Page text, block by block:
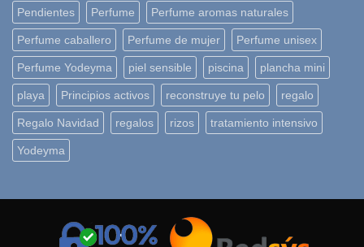
Pendientes Perfume Perfume aromas naturales
Perfume caballero Perfume de mujer Perfume unisex
Perfume Yodeyma piel sensible piscina plancha mini
playa Principios activos reconstruye tu pelo regalo
Regalo Navidad regalos rizos tratamiento intensivo
Yodeyma